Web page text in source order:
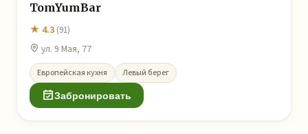
TomYumBar
★ 4.3 (91)
ул. 9 Мая, 77
Европейская кухня Левый берег
Забронировать